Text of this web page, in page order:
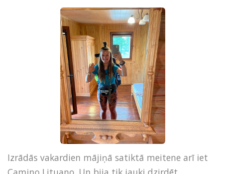
Izrādās vakardien mājiņā satiktā meitene arī iet